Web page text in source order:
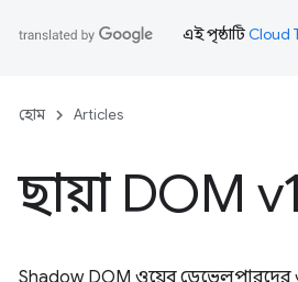
এই পৃষ্ঠাটিCloud
হোম Articles
ছায়া DOM
Shadow DOM ওয়েব ডেভেলপারদের